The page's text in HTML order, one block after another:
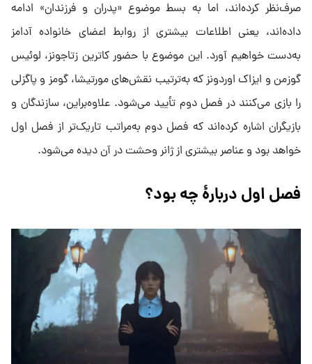
صرف‌نظر کرده‌اند، اما به بسط موضوع «پدران و فرزندان» ادامه
داده‌اند، یعنی اطلاعات بیشتری از روابط اعضای خانواده آدامز
به‌دست خواهیم آورد. این موضوع با حضور کاترین زتا‌جونز، لوئیس
گوزمن و ایزاک اوردونز که به‌ترتیب نقش‌های مورتیشا، گومز و پاگزلی
را بازی می‌کنند در فصل دوم تأیید می‌شود. علاوه‌براین، سازندگان و
بازیگران اشاره کرده‌اند که فصل دوم به‌مراتب تاریک‌تر از فصل اول
خواهد بود و عناصر بیشتری از ژانر وحشت در آن دیده می‌شود.
فصل اول دربارهٔ چه بود؟